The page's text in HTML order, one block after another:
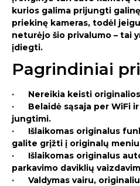
kurios galima prijungti
priekinę kameras, todėl
neturėjo šio privalumo – tai
įdiegti.
Pagrindiniai
· Nereikia keisti
· Belaidė sąsaja per WiFi
jungtimi.
· Išlaikomas originalus
galite grįžti į originalų
· Išlaikomas originalus
parkavimo daviklių
· Valdymas vairu,